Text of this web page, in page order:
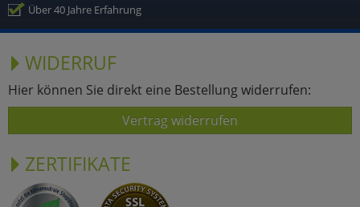
Über 40 Jahre Erfahrung
WIDERRUF
Hier können Sie direkt eine Bestellung widerrufen:
Vertrag widerrufen
ZERTIFIKATE